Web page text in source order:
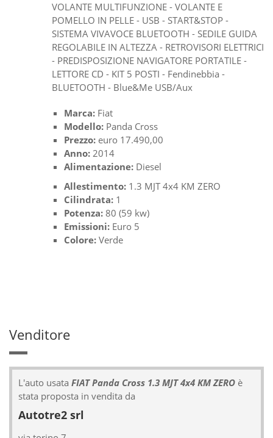
VOLANTE MULTIFUNZIONE - VOLANTE E
POMELLO IN PELLE - USB - START&STOP -
SISTEMA VIVAVOCE BLUETOOTH - SEDILE GUIDA
REGOLABILE IN ALTEZZA - RETROVISORI ELETTRICI
- PREDISPOSIZIONE NAVIGATORE PORTATILE -
LETTORE CD - KIT 5 POSTI - Fendinebbia -
BLUETOOTH - Blue&Me USB/Aux
Marca: Fiat
Modello: Panda Cross
Prezzo: euro 17.490,00
Anno: 2014
Alimentazione: Diesel
Allestimento: 1.3 MJT 4x4 KM ZERO
Cilindrata: 1
Potenza: 80 (59 kw)
Emissioni: Euro 5
Colore: Verde
Venditore
L'auto usata FIAT Panda Cross 1.3 MJT 4x4 KM ZERO è
stata proposta in vendita da
Autotre2 srl